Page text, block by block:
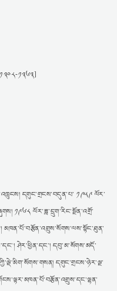
༡༣༦༣]
དགུང་གྲངས་བདུན་པ་ ༡༩༥༩ ལོར་
༡༩༦༨ ལོར་ཟླ་དྲུག་རིང་སྔོན་འགྲོ་
མཁན་པོ་བརྩོན་འགྲུས་སོགས་ལས་སྟོང་ཐུན་
ཤེར་ཕྱིན་དང་། དབུ་མ་སོགས་མདོ་
དགུང་གྲངས་ཉེར་ལྔ་